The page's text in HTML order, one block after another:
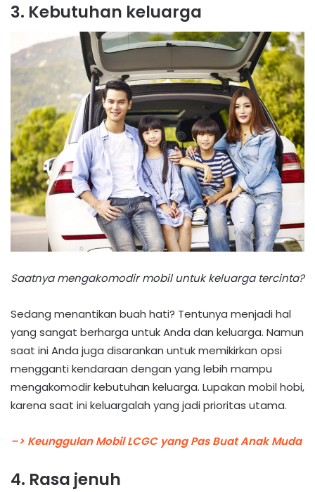
3. Kebutuhan keluarga
Saatnya mengakomodir mobil untuk keluarga tercinta?
Sedang menantikan buah hati? Tentunya menjadi hal
yang sangat berharga untuk Anda dan keluarga. Namun
saat ini Anda juga disarankan untuk memikirkan opsi
mengganti kendaraan dengan yang lebih mampu
mengakomodir kebutuhan keluarga. Lupakan mobil hobi,
karena saat ini keluargalah yang jadi prioritas utama.
–> Keunggulan Mobil LCGC yang Pas Buat Anak Muda
4. Rasa jenuh